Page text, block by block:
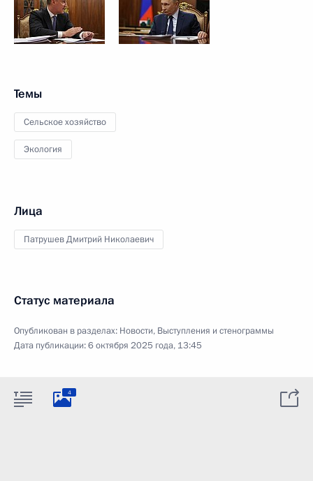
Темы
Сельское хозяйство
Экология
Лица
Патрушев Дмитрий Николаевич
Статус материала
Опубликован в разделах: Новости, Выступления и стенограммы
Дата публикации:6 октября 2025 года, 13:45
4